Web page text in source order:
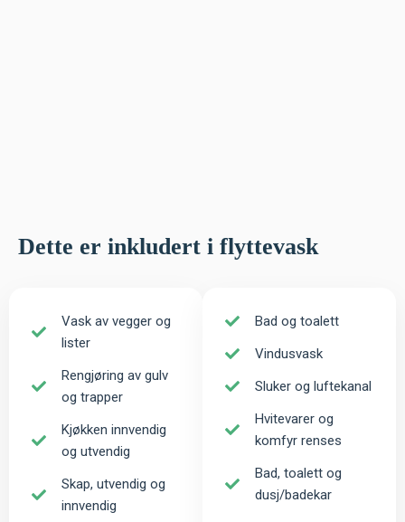
Dette er inkludert i flyttevask
Vask av vegger og
lister
Rengjøring av gulv
og trapper
Kjøkken innvendig
og utvendig
Skap, utvendig og
innvendig
Bad og toalett
Vindusvask
Sluker og luftekanal
Hvitevarer og
komfyr renses
Bad, toalett og
dusj/badekar